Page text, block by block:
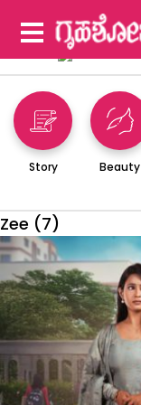
Story Beauty
Zee (7)